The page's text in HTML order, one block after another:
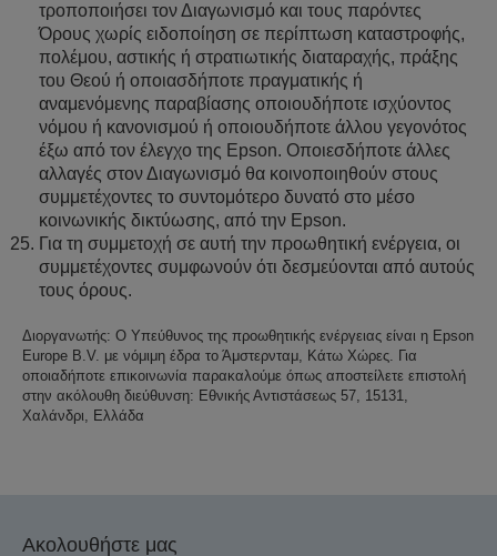
τροποποιήσει τον Διαγωνισμό και τους παρόντες
Όρους χωρίς ειδοποίηση σε περίπτωση καταστροφής,
πολέμου, αστικής ή στρατιωτικής διαταραχής, πράξης
του Θεού ή οποιασδήποτε πραγματικής ή
αναμενόμενης παραβίασης οποιουδήποτε ισχύοντος
νόμου ή κανονισμού ή οποιουδήποτε άλλου γεγονότος
έξω από τον έλεγχο της Epson. Οποιεσδήποτε άλλες
αλλαγές στον Διαγωνισμό θα κοινοποιηθούν στους
συμμετέχοντες το συντομότερο δυνατό στο μέσο
κοινωνικής δικτύωσης, από την Epson.
Για τη συμμετοχή σε αυτή την προωθητική ενέργεια, οι
συμμετέχοντες συμφωνούν ότι δεσμεύονται από αυτούς
τους όρους.
Διοργανωτής: Ο Υπεύθυνος της προωθητικής ενέργειας είναι η Epson
Europe B.V. με νόμιμη έδρα το Άμστερνταμ, Κάτω Χώρες. Για
οποιαδήποτε επικοινωνία παρακαλούμε όπως αποστείλετε επιστολή
στην ακόλουθη διεύθυνση: Εθνικής Αντιστάσεως 57, 15131,
Χαλάνδρι, Ελλάδα
Ακολουθήστε μας